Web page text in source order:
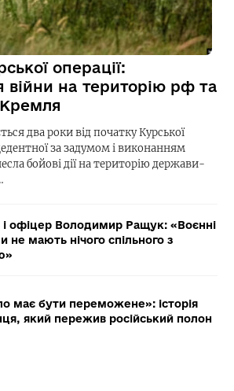
операції:
війни на територію рф та
два роки від початку Курської
за задумом і виконанням
бойові дії на територію держави-
і офіцер Володимир Ращук: «Воєнні
не мають нічого спільного з
має бути переможене»: історія
який пережив російський полон